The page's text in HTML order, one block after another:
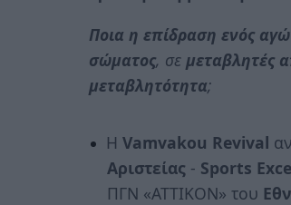
Ποια η επίδραση ενός
σώματος, σε μεταβλητές
μεταβλητότητα;
Η Vamvakou Revival
Αριστείας- Sports
ΠΓΝ «ΑΤΤΙΚΟΝ» του